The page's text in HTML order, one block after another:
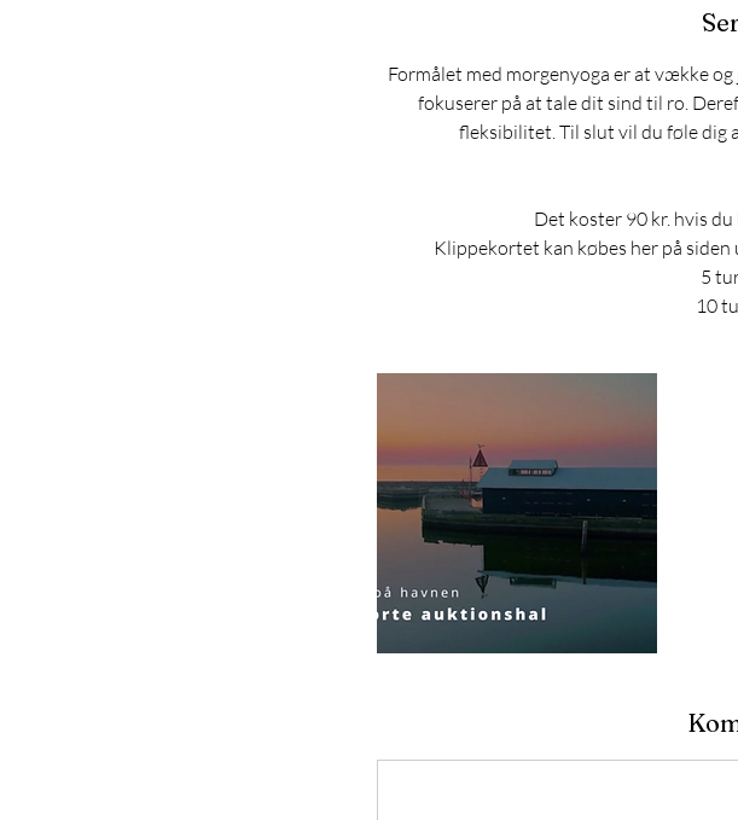
Formålet med morgenyoga er at vække
fokuserer på at tale dit sind til ro.
fleksibilitet. Til slut vil du føle dig
Det koster 90 kr. hvis
Klippekortet kan købes her på
5
10